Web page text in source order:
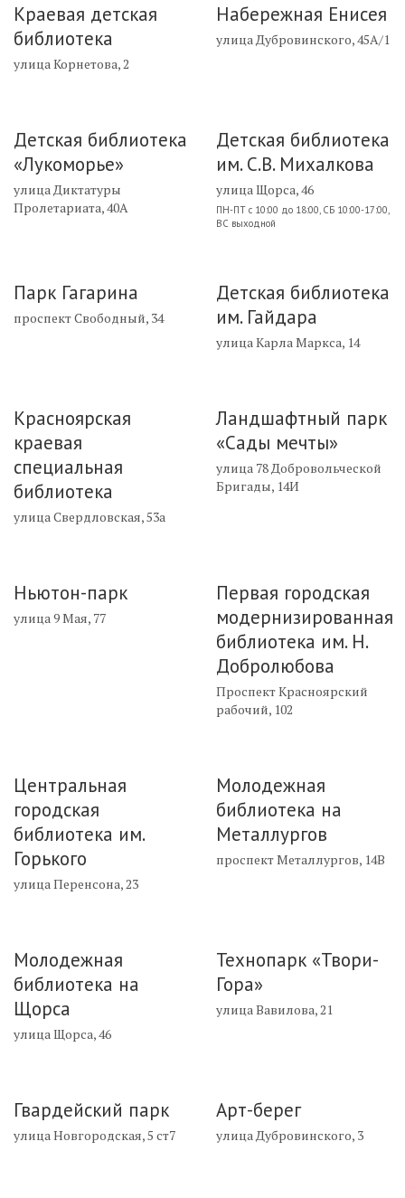
Краевая детская
библиотека
улица Корнетова, 2
Набережная Енисея
улица Дубровинского, 45А/1
Детская библиотека
«Лукоморье»
улица Диктатуры
Пролетариата, 40А
Детская библиотека
им. С.В. Михалкова
улица Щорса, 46
ПН-ПТ с 10:00 до 18:00, СБ 10:00-17:00,
ВС выходной
Парк Гагарина
проспект Свободный, 34
Детская библиотека
им. Гайдара
улица Карла Маркса, 14
Красноярская
краевая
специальная
библиотека
улица Свердловская, 53а
Ландшафтный парк
«Сады мечты»
улица 78 Добровольческой
Бригады, 14И
Ньютон-парк
улица 9 Мая, 77
Первая городская
модернизированная
библиотека им. Н.
Добролюбова
Проспект Красноярский
рабочий, 102
Центральная
городская
библиотека им.
Горького
улица Перенсона, 23
Молодежная
библиотека на
Металлургов
проспект Металлургов, 14В
Молодежная
библиотека на
Щорса
улица Щорса, 46
Технопарк «Твори-
Гора»
улица Вавилова, 21
Гвардейский парк
улица Новгородская, 5 ст7
Арт-берег
улица Дубровинского, 3